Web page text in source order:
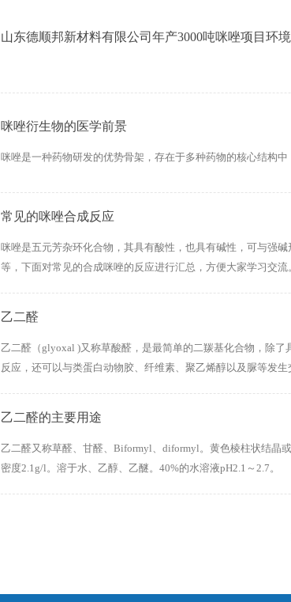
山东德顺邦新材料有限公司年产3000吨咪唑项目环
咪唑衍生物的医学前景
咪唑是一种药物研发的优势骨架，存在于多种药物的核心结构中
常见的咪唑合成反应
咪唑是五元芳杂环化合物，其具有酸性，也具有碱性，可与强
等，下面对常见的合成咪唑的反应进行汇总，方便大家学习交流
乙二醛
乙二醛（glyoxal )又称草酸醛，是最简单的二羰基化合物，除
反应，还可以与类蛋白动物胶、纤维素、聚乙烯醇以及脲等发
乙二醛的主要用途
乙二醛又称草醛、甘醛、Biformyl、diformyl。黄色棱柱状结晶
密度2.1g/l。溶于水、乙醇、乙醚。40%的水溶液pH2.1～2.7。